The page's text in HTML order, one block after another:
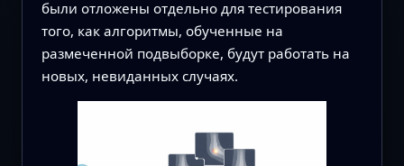
были отложены отдельно для тестирования
того, как алгоритмы, обученные на
размеченной подвыборке, будут работать на
новых, невиданных случаях.